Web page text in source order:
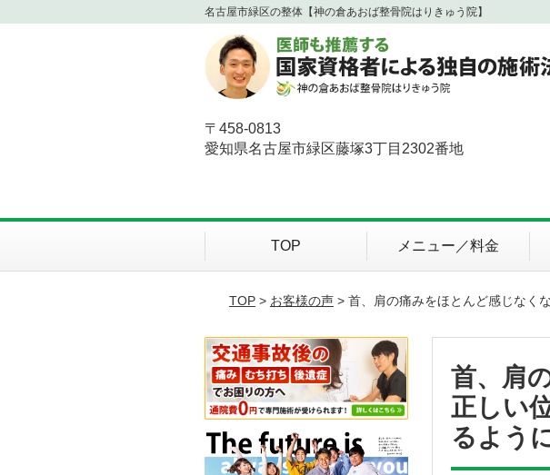
名古屋市緑区の整体【神の倉あおば整骨院はりきゅう院】
〒458-0813
愛知県名古屋市緑区藤塚3丁目2302番地
TOP メニュー／料金
TOP> お客様の声> 首、肩の痛みをほとんど感じなく
首、肩
正しい
るよう